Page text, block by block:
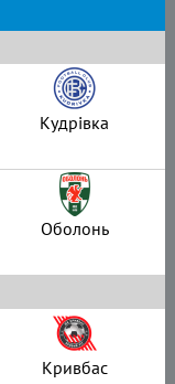
Кудрівка
Оболонь
Кривбас